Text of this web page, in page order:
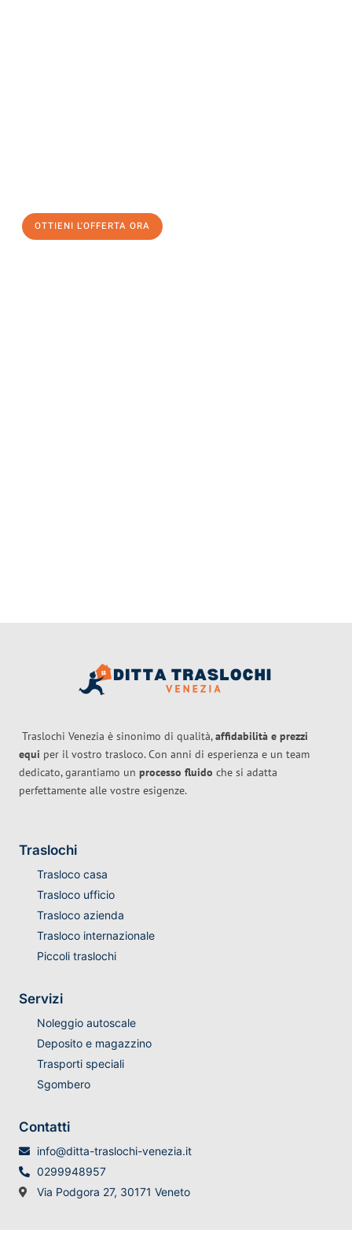
OTTIENI L'OFFERTA ORA
Traslochi Venezia è sinonimo di qualità,affidabilità e prezzi
equi per il vostro trasloco. Con anni di esperienza e un team
dedicato, garantiamo un processo fluido che si adatta
perfettamente alle vostre esigenze.
Traslochi
Trasloco casa
Trasloco ufficio
Trasloco azienda
Trasloco internazionale
Piccoli traslochi
Servizi
Noleggio autoscale
Deposito e magazzino
Trasporti speciali
Sgombero
Contatti
info@ditta-traslochi-venezia.it
0299948957
Via Podgora 27, 30171 Veneto